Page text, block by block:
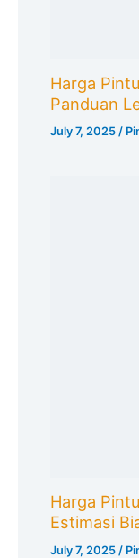
Harga
Panduan
July 7, 2025/
Harga
Estimasi
July 7, 2025 /